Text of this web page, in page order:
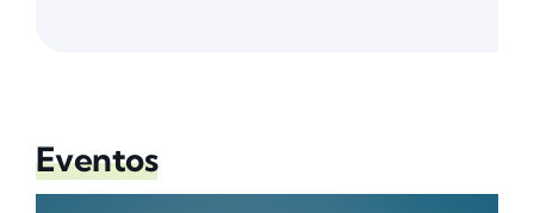
Eventos